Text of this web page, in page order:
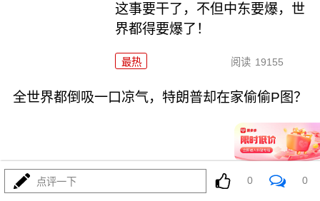
这事要干了，不但中东要爆，世
界都得要爆了！
最热 阅读 19155
全世界都倒吸一口凉气，特朗普却在家偷偷P图？
最热 阅读 10612
点评一下 0 0